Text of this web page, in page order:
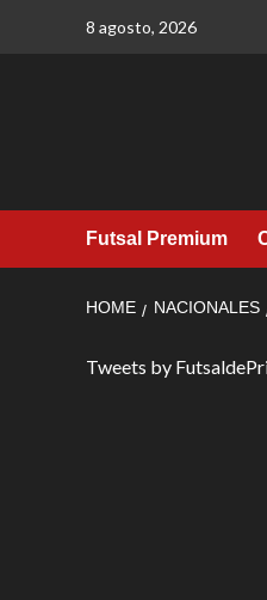
8 agosto, 2026
Futsal Premium
HOME NACIONALES
Tweets by